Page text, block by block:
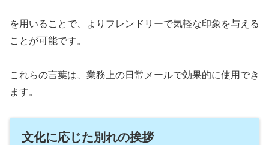
を用いることで、よりフレンドリーで気軽な印象を与える
ことが可能です。
これらの言葉は、業務上の日常メールで効果的に使用でき
ます。
文化に応じた別れの挨拶